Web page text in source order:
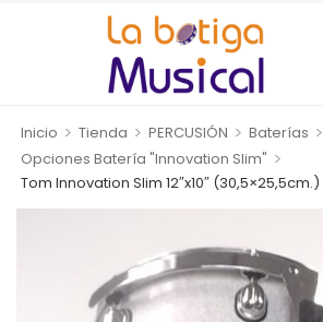
Inicio > Tienda > PERCUSIÓN > Baterías >
Opciones Batería "Innovation Slim" >
Tom Innovation Slim 12″x10″ (30,5×25,5cm.)